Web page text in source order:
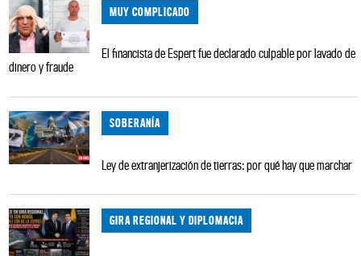
MUY COMPLICADO
El financista de Espert fue declarado culpable por lavado de
dinero y fraude
SOBERANÍA
Ley de extranjerización de tierras: por qué hay que marchar
GIRA REGIONAL Y DIPLOMACIA